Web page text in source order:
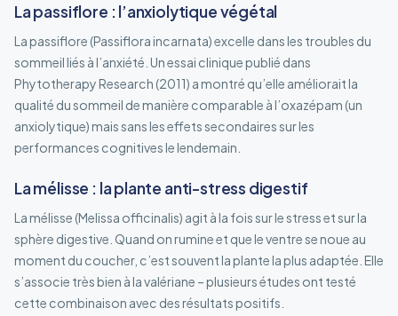
La passiflore : l’anxiolytique végétal
La passiflore (Passiflora incarnata) excelle dans les troubles du
sommeil liés à l’anxiété. Un essai clinique publié dans
Phytotherapy Research (2011) a montré qu’elle améliorait la
qualité du sommeil de manière comparable à l’oxazépam (un
anxiolytique) mais sans les effets secondaires sur les
performances cognitives le lendemain.
La mélisse : la plante anti-stress digestif
La mélisse (Melissa officinalis) agit à la fois sur le stress et sur la
sphère digestive. Quand on rumine et que le ventre se noue au
moment du coucher, c’est souvent la plante la plus adaptée. Elle
s’associe très bien à la valériane – plusieurs études ont testé
cette combinaison avec des résultats positifs.